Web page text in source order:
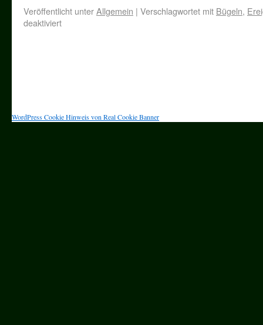
Veröffentlicht unterAllgemein | Verschlagwortet mit Bügeln,
deaktiviert
WordPress Cookie Hinweis von Real Cookie Banner